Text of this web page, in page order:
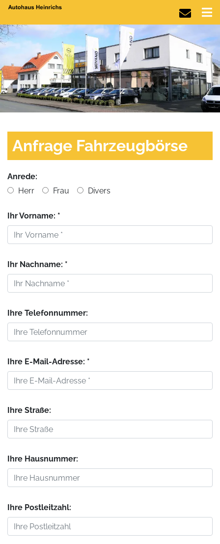
Anfrage Fahrzeugbörse
Anrede:
Herr
Frau Divers
Ihr Vorname: *
Ihr Nachname: *
Ihre Telefonnummer:
Ihre E-Mail-Adresse: *
Ihre Straße:
Ihre Hausnummer:
Ihre Postleitzahl: